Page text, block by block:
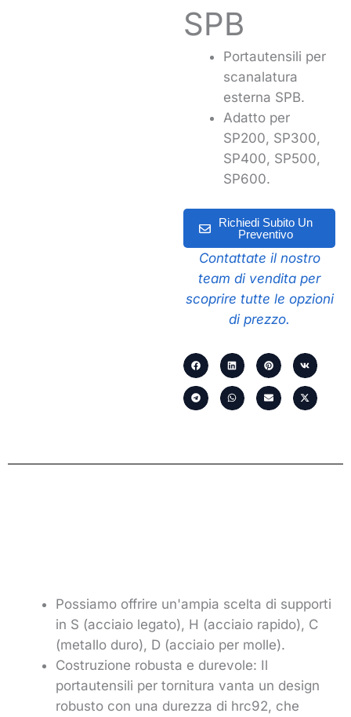
SPB
Portautensili per
scanalatura
esterna SPB.
Adatto per
SP200, SP300,
SP400, SP500,
SP600.
Richiedi Subito Un
Preventivo
Contattate il nostro
team di vendita per
scoprire tutte le opzioni
di prezzo.
Possiamo offrire un'ampia scelta di supporti
in S (acciaio legato), H (acciaio rapido), C
(metallo duro), D (acciaio per molle).
Costruzione robusta e durevole: Il
portautensili per tornitura vanta un design
robusto con una durezza di hrc92, che